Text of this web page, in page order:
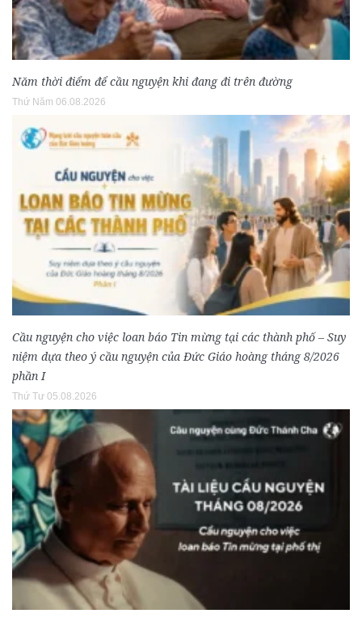
Năm thời điểm để cầu nguyện khi đang đi trên đường
Thứ Năm 06.08.2026
Cầu nguyện cho việc loan báo Tin mừng tại các thành phố – Suy
niệm dựa theo ý cầu nguyện của Đức Giáo hoàng tháng 8/2026
phần I
Thứ Tư 05.08.2026